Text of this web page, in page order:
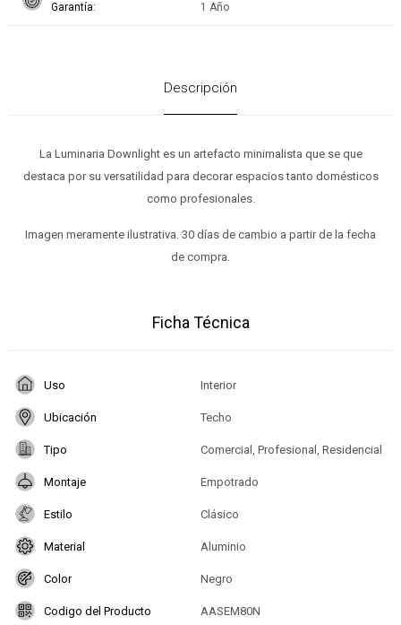
Garantía 1 Año
Descripción
La Luminaria Downlight es un artefacto minimalista que se que
destaca por su versatilidad para decorar espacios tanto domésticos
como profesionales.
Imagen meramente ilustrativa. 30 días de cambio a partir de la fecha
de compra.
Ficha Técnica
Uso Interior
Ubicación Techo
Tipo Comercial, Profesional, Residencial
Montaje Empotrado
Estilo Clásico
Material Aluminio
Color Negro
Codigo del Producto AASEM80N